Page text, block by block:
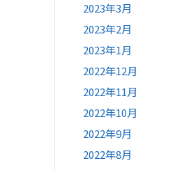
2023年3月
2023年2月
2023年1月
2022年12月
2022年11月
2022年10月
2022年9月
2022年8月